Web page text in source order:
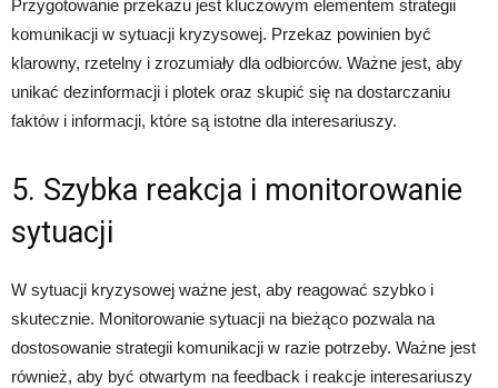
Przygotowanie przekazu jest kluczowym elementem strategii
komunikacji w sytuacji kryzysowej. Przekaz powinien być
klarowny, rzetelny i zrozumiały dla odbiorców. Ważne jest, aby
unikać dezinformacji i plotek oraz skupić się na dostarczaniu
faktów i informacji, które są istotne dla interesariuszy.
5. Szybka reakcja i monitorowanie
sytuacji
W sytuacji kryzysowej ważne jest, aby reagować szybko i
skutecznie. Monitorowanie sytuacji na bieżąco pozwala na
dostosowanie strategii komunikacji w razie potrzeby. Ważne jest
również, aby być otwartym na feedback i reakcje interesariuszy